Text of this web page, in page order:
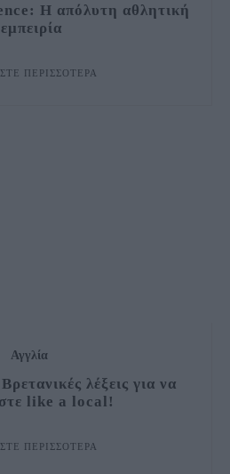
Η απόλυτη αθλητική
εμπειρία
ΠΕΡΙΣΣΌΤΕΡΑ
Αγγλία
λέξεις για να
like a local!
ΠΕΡΙΣΣΌΤΕΡΑ